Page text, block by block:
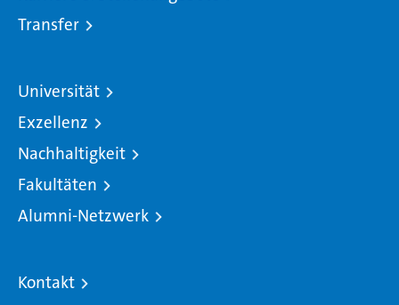
Transfer
Universität
Exzellenz
Nachhaltigkeit
Fakultäten
Alumni-Netzwerk
Kontakt